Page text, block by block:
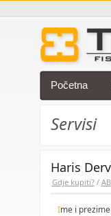
Početna
Servisi
Haris
Gdje kupiti? /
Ime i